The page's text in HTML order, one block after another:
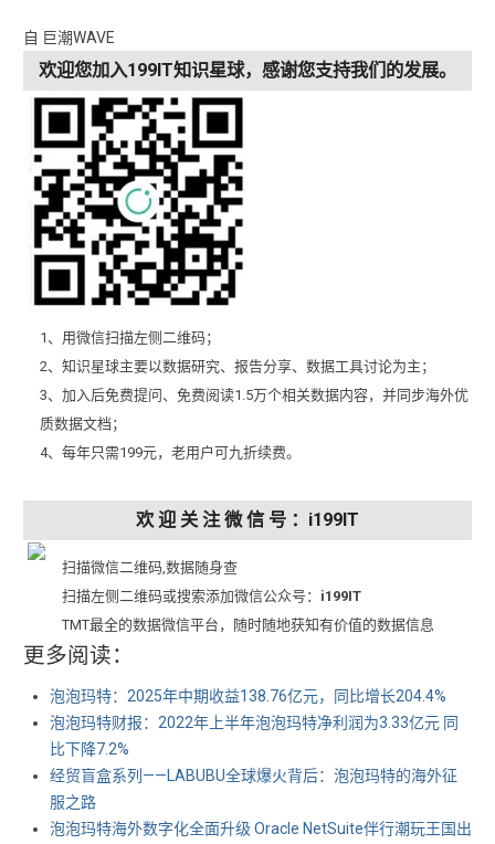
自 巨潮WAVE
欢迎您加入199IT知识星球，感谢您支持我们的发展。
1、用微信扫描左侧二维码；
2、知识星球主要以数据研究、报告分享、数据工具讨论为主；
3、加入后免费提问、免费阅读1.5万个相关数据内容，并同步海外优
质数据文档；
4、每年只需199元，老用户可九折续费。
欢 迎 关 注 微 信 号 ：i199IT
扫描微信二维码,数据随身查
扫描左侧二维码或搜索添加微信公众号： i199IT
TMT最全的数据微信平台，随时随地获知有价值的数据信息
更多阅读：
泡泡玛特：2025年中期收益138.76亿元，同比增长204.4%
泡泡玛特财报：2022年上半年泡泡玛特净利润为3.33亿元 同
比下降7.2%
经贸盲盒系列——LABUBU全球爆火背后：泡泡玛特的海外征
服之路
泡泡玛特海外数字化全面升级 Oracle NetSuite伴行潮玩王国出